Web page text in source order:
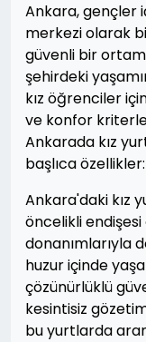
Ankara, gençler
merkezi olarak
güvenli bir
şehirdeki
kız öğrenciler
ve konfor
Ankarada kız
başlıca özellikler:
Ankara'daki kız
öncelikli endişesi
donanımlarıyla
huzur içinde
çözünürlüklü
kesintisiz
bu yurtlarda